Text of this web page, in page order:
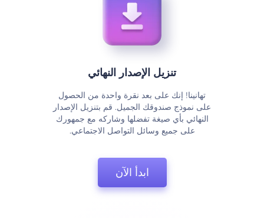
تنزيل الإصدار النهائي
تهانينا! إنك على بعد نقرة واحدة من الحصول
على نموذج صندوقك الجميل. قم بتنزيل الإصدار
النهائي بأي صيغة تفضلها وشاركه مع جمهورك
على جميع وسائل التواصل الاجتماعي.
ابدأ الآن